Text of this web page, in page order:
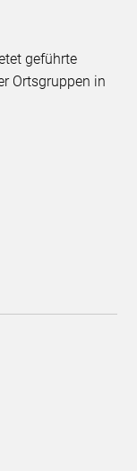
geführte
Ortsgruppen in